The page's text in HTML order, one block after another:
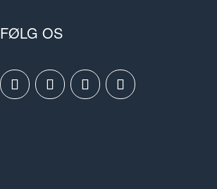
FØLG OS